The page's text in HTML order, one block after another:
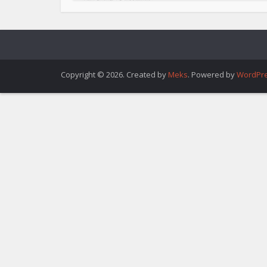
Copyright © 2026. Created by Meks. Powered by